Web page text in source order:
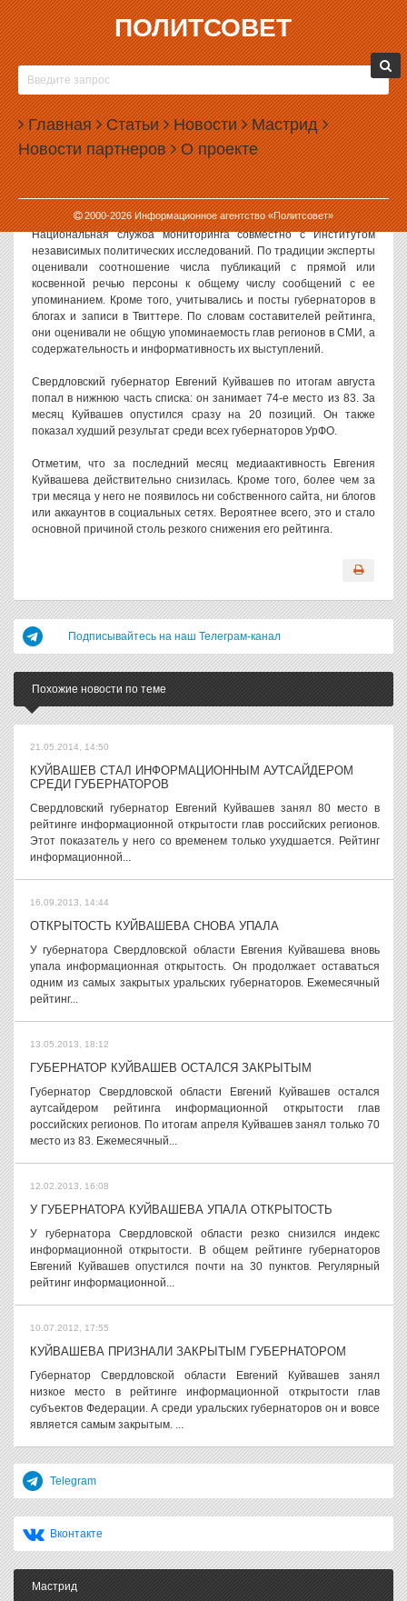
ПОЛИТСОВЕТ
Главная Статьи Новости Мастрид
Новости партнеров О проекте
2000-2026Информационное агентство «Политсовет»
10.09.2012, 12:17
КУЙВАШЕВ СТАЛ ИНФОРМАЦИОННО
ЗАКРЫТЫМ ГУБЕРНАТОРОМ
Губернатор Свердловской области Евгений Куйвашев стал
аутсайдером в рейтинге информационной открытости глав
регионов. За месяц свердловский губернатор опустился на 20
мест в рейтинге.
Ежемесячныйрейтингинформационной открытости составила
Национальная служба мониторинга совместно с Институтом
независимых политических исследований. По традиции эксперты
оценивали соотношение числа публикаций с прямой или
косвенной речью персоны к общему числу сообщений с ее
упоминанием. Кроме того, учитывались и посты губернаторов в
блогах и записи в Твиттере. По словам составителей рейтинга,
они оценивали не общую упоминаемость глав регионов в СМИ, а
содержательность и информативность их выступлений.
Свердловский губернатор Евгений Куйвашев по итогам августа
попал в нижнюю часть списка: он занимает 74-е место из 83. За
месяц Куйвашев опустился сразу на 20 позиций. Он также
показал худший результат среди всех губернаторов УрФО.
Отметим, что за последний месяц медиаактивность Евгения
Куйвашева действительно снизилась. Кроме того, более чем за
три месяца у него не появилось ни собственного сайта, ни блогов
или аккаунтов в социальных сетях. Вероятнее всего, это и стало
основной причиной столь резкого снижения его рейтинга.
Подписывайтесь на наш Телеграм-канал
Похожие новости по теме
21.05.2014, 14:50
КУЙВАШЕВ СТАЛ ИНФОРМАЦИОННЫМ АУТСАЙДЕРОМ
СРЕДИ ГУБЕРНАТОРОВ
Свердловский губернатор Евгений Куйвашев занял 80 место в
рейтинге информационной открытости глав российских регионов.
Этот показатель у него со временем только ухудшается. Рейтинг
информационной...
16.09.2013, 14:44
ОТКРЫТОСТЬ КУЙВАШЕВА СНОВА УПАЛА
У губернатора Свердловской области Евгения Куйвашева вновь
упала информационная открытость. Он продолжает оставаться
одним из самых закрытых уральских губернаторов. Ежемесячный
рейтинг...
13.05.2013, 18:12
ГУБЕРНАТОР КУЙВАШЕВ ОСТАЛСЯ ЗАКРЫТЫМ
Губернатор Свердловской области Евгений Куйвашев остался
аутсайдером рейтинга информационной открытости глав
российских регионов. По итогам апреля Куйвашев занял только 70
место из 83. Ежемесячный...
12.02.2013, 16:08
У ГУБЕРНАТОРА КУЙВАШЕВА УПАЛА ОТКРЫТОСТЬ
У губернатора Свердловской области резко снизился индекс
информационной открытости. В общем рейтинге губернаторов
Евгений Куйвашев опустился почти на 30 пунктов. Регулярный
рейтинг информационной...
10.07.2012, 17:55
КУЙВАШЕВА ПРИЗНАЛИ ЗАКРЫТЫМ ГУБЕРНАТОРОМ
Губернатор Свердловской области Евгений Куйвашев занял
низкое место в рейтинге информационной открытости глав
субъектов Федерации. А среди уральских губернаторов он и вовсе
является самым закрытым. ...
Telegram
Вконтакте
Мастрид